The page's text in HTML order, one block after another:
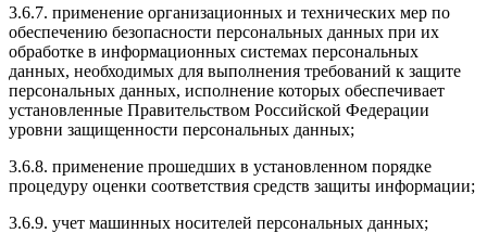
3.6.7. применение организационных и технических мер по
обеспечению безопасности персональных данных при их
обработке в информационных системах персональных
данных, необходимых для выполнения требований к защите
персональных данных, исполнение которых обеспечивает
установленные Правительством Российской Федерации
уровни защищенности персональных данных;
3.6.8. применение прошедших в установленном порядке
процедуру оценки соответствия средств защиты информации;
3.6.9. учет машинных носителей персональных данных;